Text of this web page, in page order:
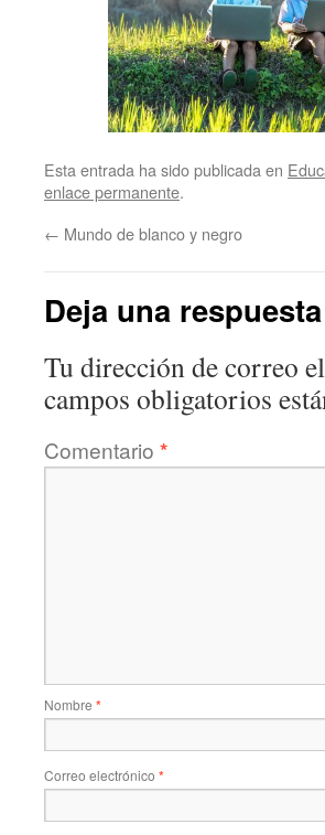
Esta entrada ha sido publicada en
enlace permanente.
← Mundo de blanco y negro
Deja una respuesta
Tu dirección de correo
campos obligatorios
Comentario *
Nombre *
Correo electrónico *